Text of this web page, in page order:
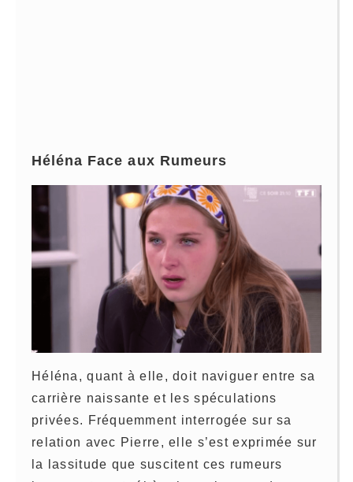
Héléna Face aux Rumeurs
Héléna, quant à elle, doit naviguer entre sa
carrière naissante et les spéculations
privées. Fréquemment interrogée sur sa
relation avec Pierre, elle s’est exprimée sur
la lassitude que suscitent ces rumeurs